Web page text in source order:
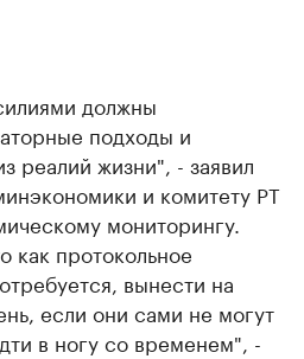
должны
подходы и
реалий жизни", - заявил
и комитету РТ
мониторингу.
протокольное
вынести на
если они сами не могут
в ногу со временем", -